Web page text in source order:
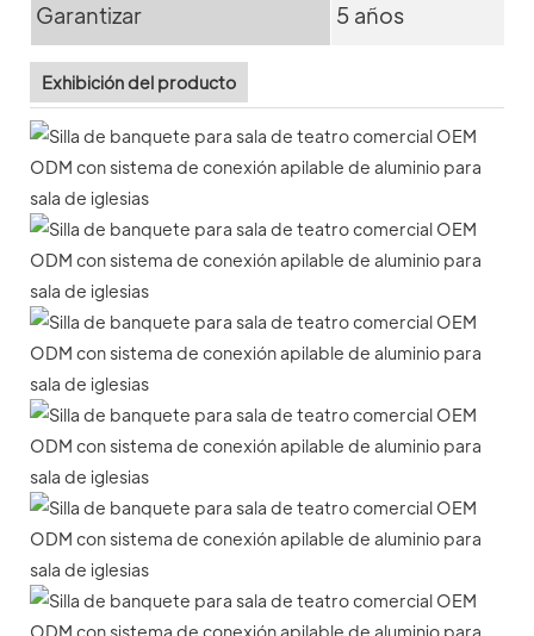
Garantizar 5 años
Exhibición del producto